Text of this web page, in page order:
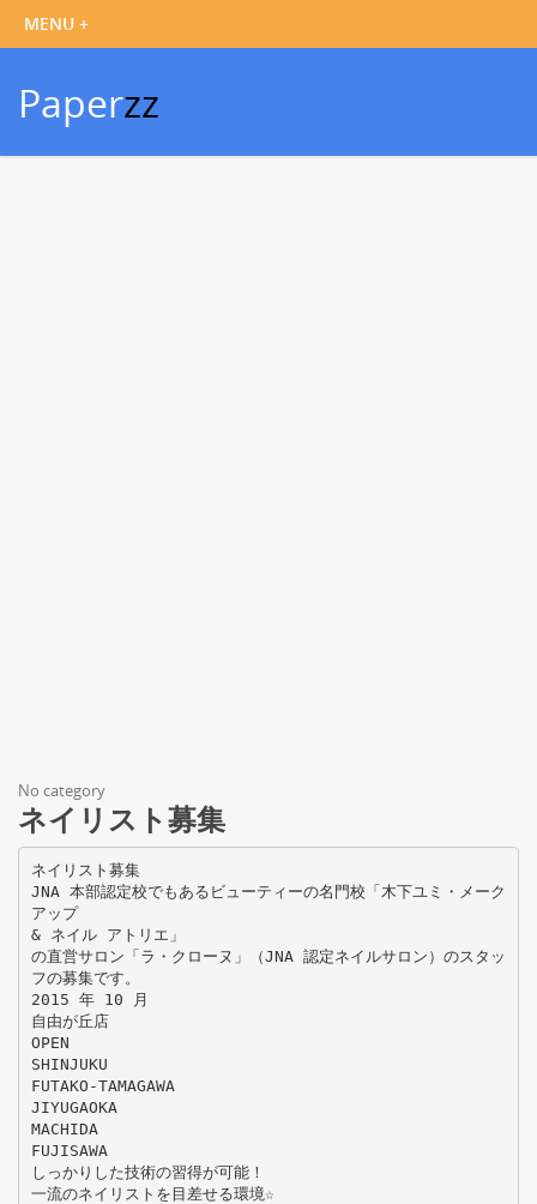
Paperzz
No category
ネイリスト募集
ネイリスト募集
JNA 本部認定校でもあるビューティーの名門校「木下ユミ・メーク
アップ
& ネイル アトリエ」
の直営サロン「ラ・クローヌ」（JNA 認定ネイルサロン）のスタッ
フの募集です。
2015 年 10 月
自由が丘店
OPEN
SHINJUKU
FUTAKO-TAMAGAWA
JIYUGAOKA
MACHIDA
FUJISAWA
しっかりした技術の習得が可能！
一流のネイリストを目差せる環境☆